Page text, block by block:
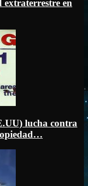
en
lucha contra